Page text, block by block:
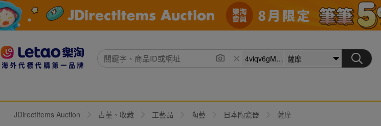
JDirectItems Auction 古董、收藏 工藝品 陶藝 日本陶瓷器 薩摩